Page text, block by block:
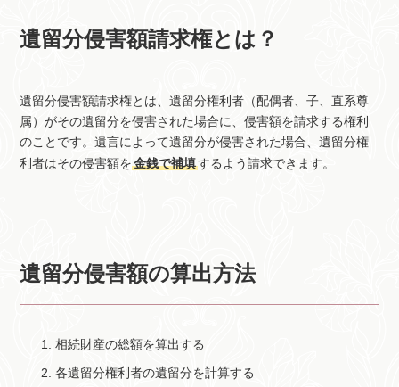
遺留分侵害額請求権とは？
遺留分侵害額請求権とは、遺留分権利者（配偶者、子、直系尊
属）がその遺留分を侵害された場合に、侵害額を請求する権利
のことです。遺言によって遺留分が侵害された場合、遺留分権
利者はその侵害額を金銭で補填するよう請求できます。
遺留分侵害額の算出方法
相続財産の総額を算出する
各遺留分権利者の遺留分を計算する